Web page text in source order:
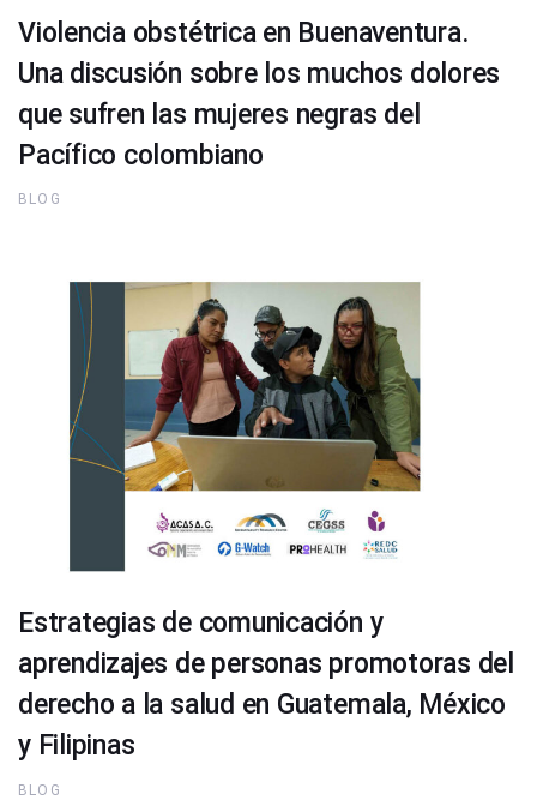
Violencia obstétrica en Buenaventura.
Una discusión sobre los muchos dolores
que sufren las mujeres negras del
Pacífico colombiano
BLOG
Estrategias de comunicación y
aprendizajes de personas promotoras del
derecho a la salud en Guatemala, México
y Filipinas
BLOG